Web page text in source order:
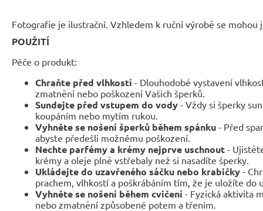
Fotografie je ilustrační. Vzhledem k ruční výrobě se
POUŽITÍ
Péče o produkt:
Chraňte před vlhkostí - Dlouhodobé vystavení
zmatnění nebo poškození Vašich šperků.
Sundejte před vstupem do vody - Vždy si šperky
koupáním nebo mytím rukou.
Vyhněte se nošení šperků během spánku - Před
abyste předešli možnému poškození.
Nechte parfémy a krémy nejprve uschnout -
krémy a oleje plně vstřebaly než si nasadíte šperky.
Ukládejte do uzavřeného sáčku nebo krabičky -
prachem, vlhkostí a poškrábáním tím, že je uložíte do
Vyhněte se nošení během cvičení - Fyzická aktivita
nebo zmatnění způsobené potem a třením.